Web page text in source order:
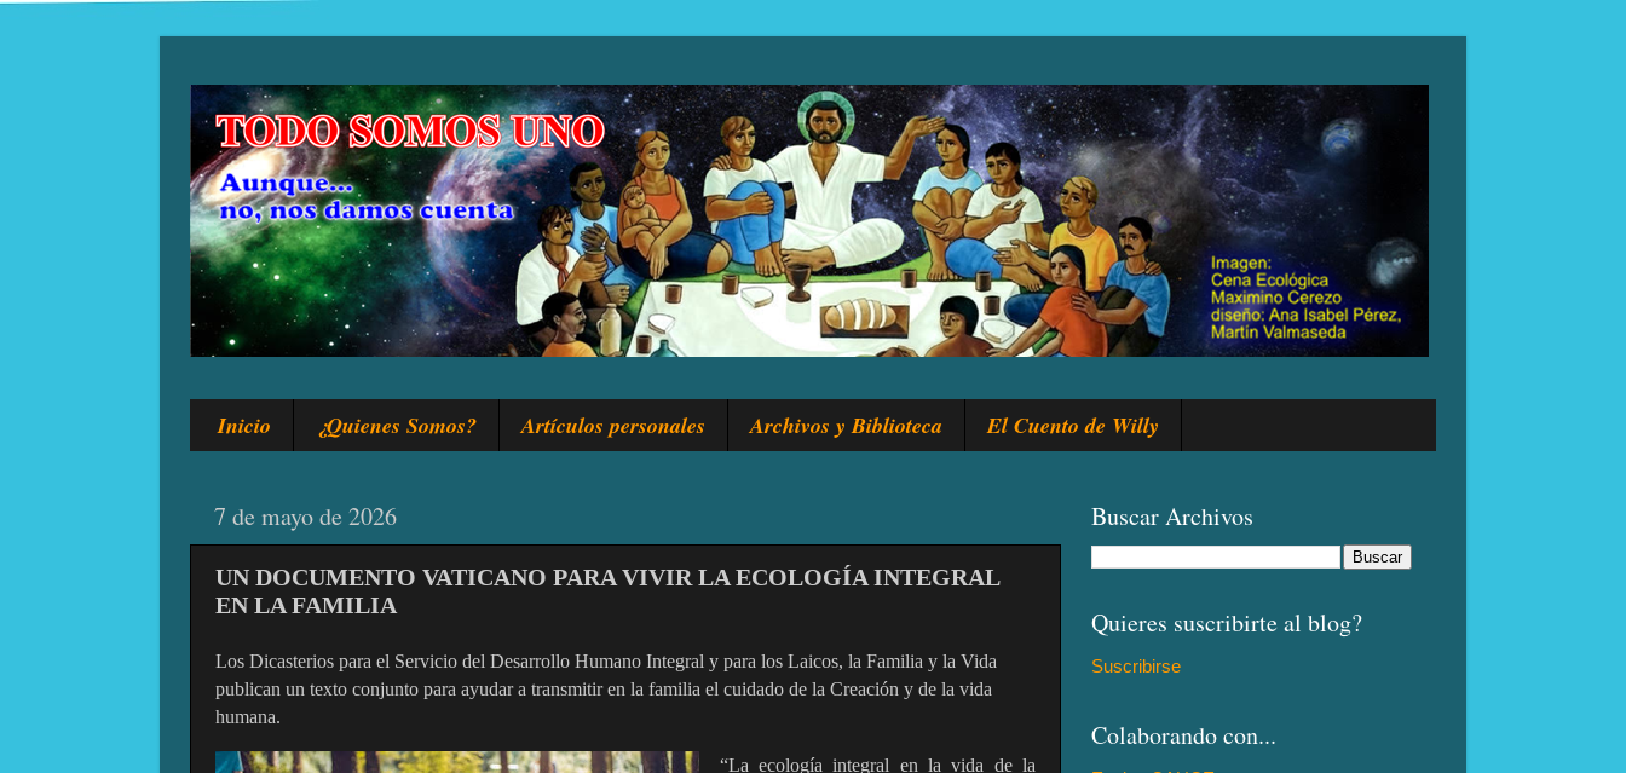
Inicio ¿Quienes Somos? Artículos personales Archivos y Biblioteca El Cuento de Willy
7 de mayo de 2026
UN DOCUMENTO VATICANO PARA VIVIR LA ECOLOGÍA INTEGRAL
EN LA FAMILIA
Los Dicasterios para el Servicio del Desarrollo Humano Integral y para los Laicos, la Familia y la Vida
publican un texto conjunto para ayudar a transmitir en la familia el cuidado de la Creación y de la vida
humana.
“La ecología integral en la vida de la
Buscar Archivos
Quieres suscribirte al blog?
Suscribirse
Colaborando con...